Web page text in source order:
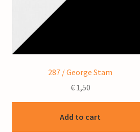
287 / George Stam
€1,50
Add to cart